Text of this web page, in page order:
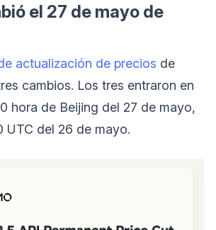
el 27 de mayo de
actualización de precios de
cambios. Los tres entraron en
hora de Beijing del 27 de mayo,
UTC del 26 de mayo.